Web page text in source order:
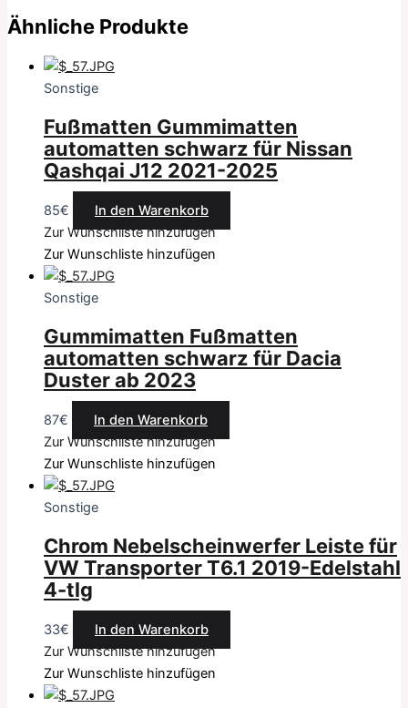
Ähnliche Produkte
Sonstige
Fußmatten Gummimatten
automatten schwarz für Nissan
Qashqai J12 2021-2025
85€
In den Warenkorb
Zur Wunschliste hinzufügen
Zur Wunschliste hinzufügen
Sonstige
Gummimatten Fußmatten
automatten schwarz für Dacia
Duster ab 2023
87€
In den Warenkorb
Zur Wunschliste hinzufügen
Zur Wunschliste hinzufügen
Sonstige
Chrom Nebelscheinwerfer Leiste für
VW Transporter T6.1 2019-Edelstahl
4-tlg
33€
In den Warenkorb
Zur Wunschliste hinzufügen
Zur Wunschliste hinzufügen